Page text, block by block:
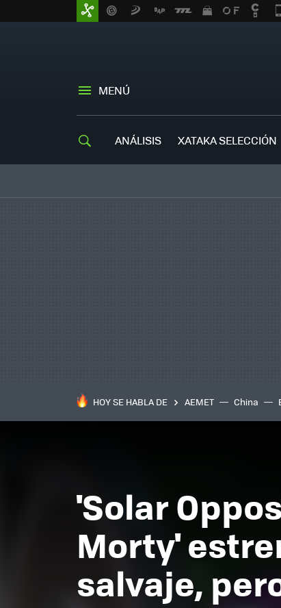
MENÚ
ANÁLISIS XATAKA SELECCIÓN
HOY SE HABLA DE AEMET China
'Solar
Morty'
salvaje,